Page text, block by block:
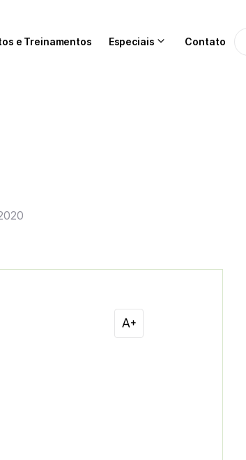
e Treinamentos Especiais Contato